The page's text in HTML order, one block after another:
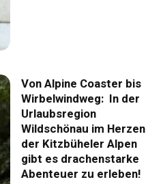
Von Alpine Coaster bis
Wirbelwindweg: In der
Urlaubsregion
Wildschönau im Herzen
der Kitzbüheler Alpen
gibt es drachenstarke
Abenteuer zu erleben!